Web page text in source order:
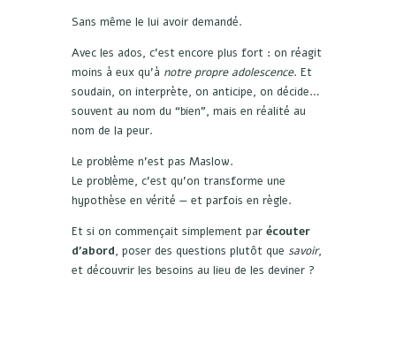
Sans même le lui avoir demandé.
Avec les ados, c’est encore plus fort : on réagit
moins à eux qu’à notre propre adolescence. Et
soudain, on interprète, on anticipe, on décide…
souvent au nom du “bien”, mais en réalité au
nom de la peur.
Le problème n’est pas Maslow.
Le problème, c’est qu’on transforme une
hypothèse en vérité — et parfois en règle.
Et si on commençait simplement par écouter
d’abord, poser des questions plutôt que savoir,
et découvrir les besoins au lieu de les deviner ?